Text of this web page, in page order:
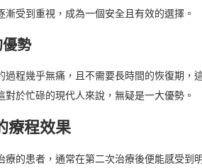
漸受到重視，成為一個安全且有效的選擇。
優勢
過程幾乎無痛，且不需要長時間的恢復期，
對於忙碌的現代人來說，無疑是一大優勢。
療程效果
療的患者，通常在第二次治療後便能感受到